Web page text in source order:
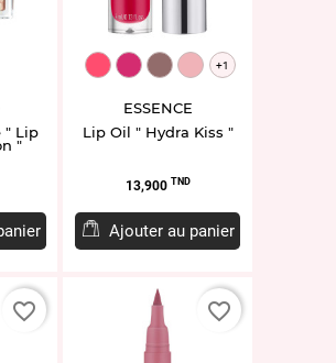
" Lip
"
EL942193.03
EL951871.06
EL951873.08
EL958496.10
+1
ESSENCE
Lip Oil " Hydra Kiss "
Prix
13,900 TND
Ajouter au panier
favorite_border favorite_border